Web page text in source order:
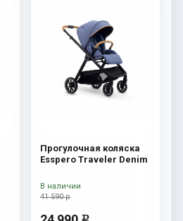
Прогулочная коляска
Esspero Traveler Denim
41 590 р
В наличии